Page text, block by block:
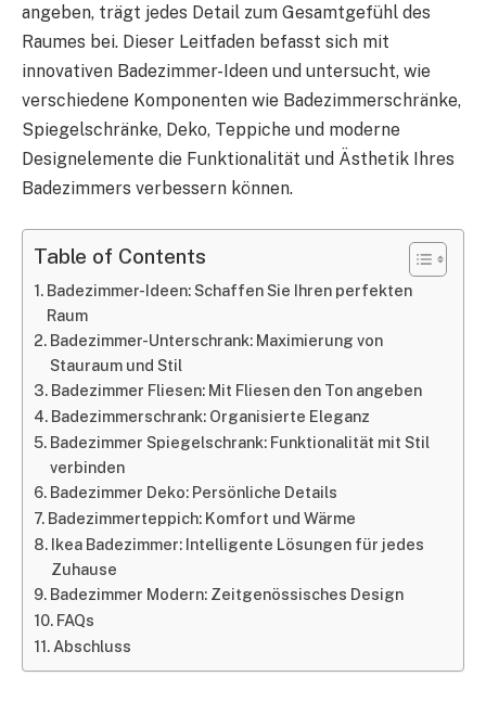
angeben, trägt jedes Detail zum Gesamtgefühl des
Raumes bei. Dieser Leitfaden befasst sich mit
innovativen Badezimmer-Ideen und untersucht, wie
verschiedene Komponenten wie Badezimmerschränke,
Spiegelschränke, Deko, Teppiche und moderne
Designelemente die Funktionalität und Ästhetik Ihres
Badezimmers verbessern können.
Table of Contents
Badezimmer-Ideen: Schaffen Sie Ihren perfekten
Raum
Badezimmer-Unterschrank: Maximierung von
Stauraum und Stil
Badezimmer Fliesen: Mit Fliesen den Ton angeben
Badezimmerschrank: Organisierte Eleganz
Badezimmer Spiegelschrank: Funktionalität mit Stil
verbinden
Badezimmer Deko: Persönliche Details
Badezimmerteppich: Komfort und Wärme
Ikea Badezimmer: Intelligente Lösungen für jedes
Zuhause
Badezimmer Modern: Zeitgenössisches Design
FAQs
Abschluss